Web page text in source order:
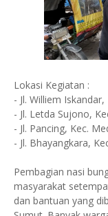
Lokasi Kegiatan :
- Jl. Williem
- Jl. Letda Sujono,
- Jl. Pancing, Kec.
- Jl. Bhayangkara,
Pembagian nasi
masyarakat
dan bantuan yang